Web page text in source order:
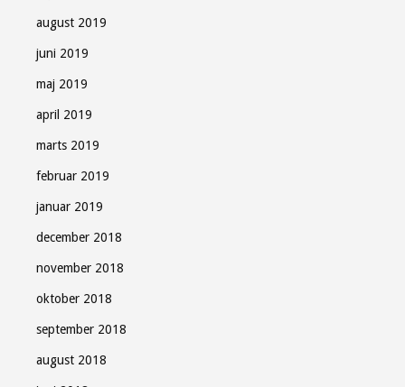
august 2019
juni 2019
maj 2019
april 2019
marts 2019
februar 2019
januar 2019
december 2018
november 2018
oktober 2018
september 2018
august 2018